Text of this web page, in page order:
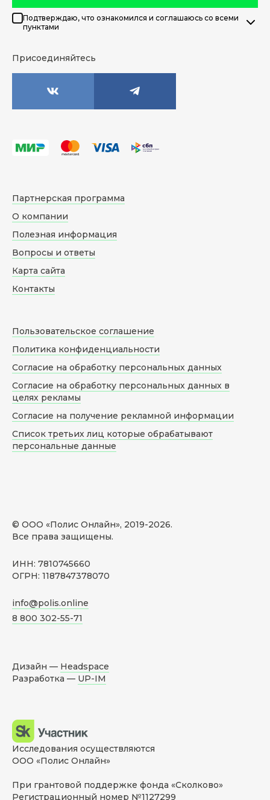
Подтверждаю, что ознакомился и соглашаюсь со всеми
пунктами
Присоединяйтесь
© ООО «Полис Онлайн», 2019-2026.
Все права защищены.
ИНН: 7810745660
ОГРН: 1187847378070
info@polis.online
8 800 302-55-71
Партнерская программа
О компании
Полезная информация
Вопросы и ответы
Карта сайта
Контакты
Пользовательское соглашение
Политика конфиденциальности
Согласие на обработку персональных данных
Согласие на обработку персональных данных в
целях рекламы
Согласие на получение рекламной информации
Список третьих лиц которые обрабатывают
персональные данные
Дизайн — Headspace
Разработка — UP-IM
Исследования осуществляются
ООО «Полис Онлайн»
При грантовой поддержке фонда «Сколково»
Регистрационный номер №1127299